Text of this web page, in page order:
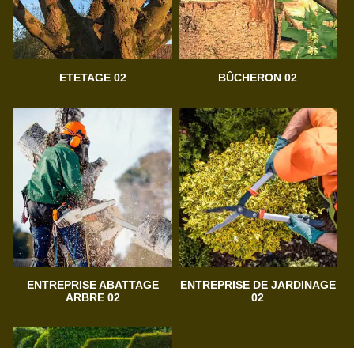
ETETAGE 02 BÛCHERON 02
ENTREPRISE ABATTAGE
ARBRE 02
ENTREPRISE DE JARDINAGE
02